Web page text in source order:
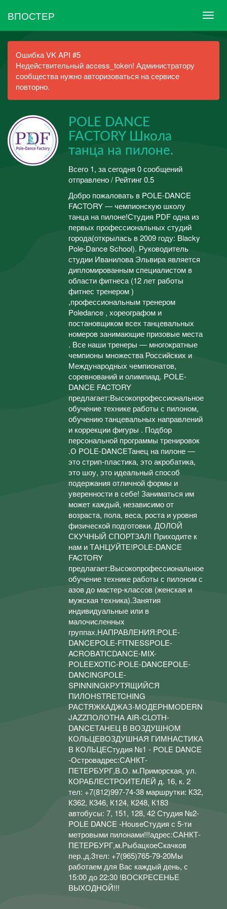
ВПОСТЕР
Ошибка VK API #5
Недействительный access_token! Администратору
сообщества нужно авторизоваться на сервисе
повторно.
POLE DANCE
FACTORY Школа
танца на пилоне.
Всего 1, за сегодня 0 сообщений
отправлено / Рейтинг 0.5
Добро пожаловать в POLE-DANCE
FACTORY — чемпионскую школу
танца на пилоне!Студия PDF одна из
первых профессиональных студий
города(открылась в 2009 году: Blacky
Pole-Dance School). Руководитель
студии Иванилова Эльвира является
дипломированным специалистом в
области фитнеса (12 лет работы
фитнес тренером )
,профессиональным тренером
Poledance , хореографом и
постановщиком всех танцевальных
номеров занимающие призовые места
. Все наши тренеры — многократные
чемпионы множества Российских и
Международных чемпионатов,
соревнований и олимпиад. POLE-
DANCE FACTORY
предлагает:Высокопрофессиональное
обучение технике работы с пилоном,
обучению танцевальных направлений
и коррекции фигуры . Подбор
персональной программы тренировок
.О POLE-DANCEТанец на пилоне —
это стрип-пластика, это акробатика,
это шоу, это идеальный способ
подержания отличной формы и
уверенности в себе! Заниматься им
может каждый, независимо от
возраста, пола, веса, роста и уровня
физической подготовки. ДОЛОЙ
СКУЧНЫЙ СПОРТЗАЛ! Приходите к
нам и ТАНЦУЙТЕ!POLE-DANCE
FACTORY
предлагает:Высокопрофессиональное
обучение технике работы с пилоном с
азов до мастер-классов (женская и
мужская техника).Занятия
индивидуальные или в
малочисленных
группах.НАПРАВЛЕНИЯ:POLE-
DANCEPOLE-FITNESSPOLE-
ACROBATIСDANCE-MIX-
POLEEXOTIC-POLE-DANCEPOLE-
DANCINGPOLE-
SPINNINGКРУТЯЩИЙСЯ
ПИЛОНSTRETCHING
РАСТЯЖКАДЖАЗ-МОДЕРНMODERN
JAZZПОЛОТНА AIR-CLOTH-
DANCEТАНЕЦ В ВОЗДУШНОМ
КОЛЬЦЕВОЗДУШНАЯ ГИМНАСТИКА
В КОЛЬЦЕСтудия №1 - POLE DANCE
-Островадрес:САНКТ-
ПЕТЕРБУРГ,В.О. м.Приморская, ул.
КОРАБЛЕСТРОИТЕЛЕЙ д. 16, к. 2
тел: +7(812)997-74-38 маршрутки: К32,
К362, К346, К124, К248, К183
автобусы: 7, 151, 128, 42 Студия №2-
POLE DANCE -HouseСтудия с 5-ти
метровыми пилонами!!!адрес:САНКТ-
ПЕТЕРБУРГ,м.РыбацкоеСкачков
пер.,д.3тел: +7(965)765-79-20Мы
работаем для Вас каждый день, с
15:00 до 22:30 !ВОСКРЕСЕНЬЕ
ВЫХОДНОЙ!!!